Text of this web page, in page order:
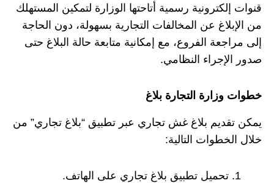
قنوات إلكترونية رسمية أتاحتها الوزارة لتمكين المستهلك
من الإبلاغ عن المخالفات التجارية بسهولة، دون الحاجة
إلى مراجعة الفروع، مع إمكانية متابعة حالة البلاغ حتى
صدور الإجراء النظامي.
خطوات وزارة التجارة بلاغ
يمكن تقديم بلاغ غش تجاري عبر تطبيق “بلاغ تجاري” من
خلال الخطوات التالية:
تحميل تطبيق بلاغ تجاري على الهاتف.